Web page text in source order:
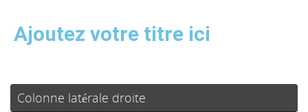
Ajoutez votre titre ici
Colonne latérale droite